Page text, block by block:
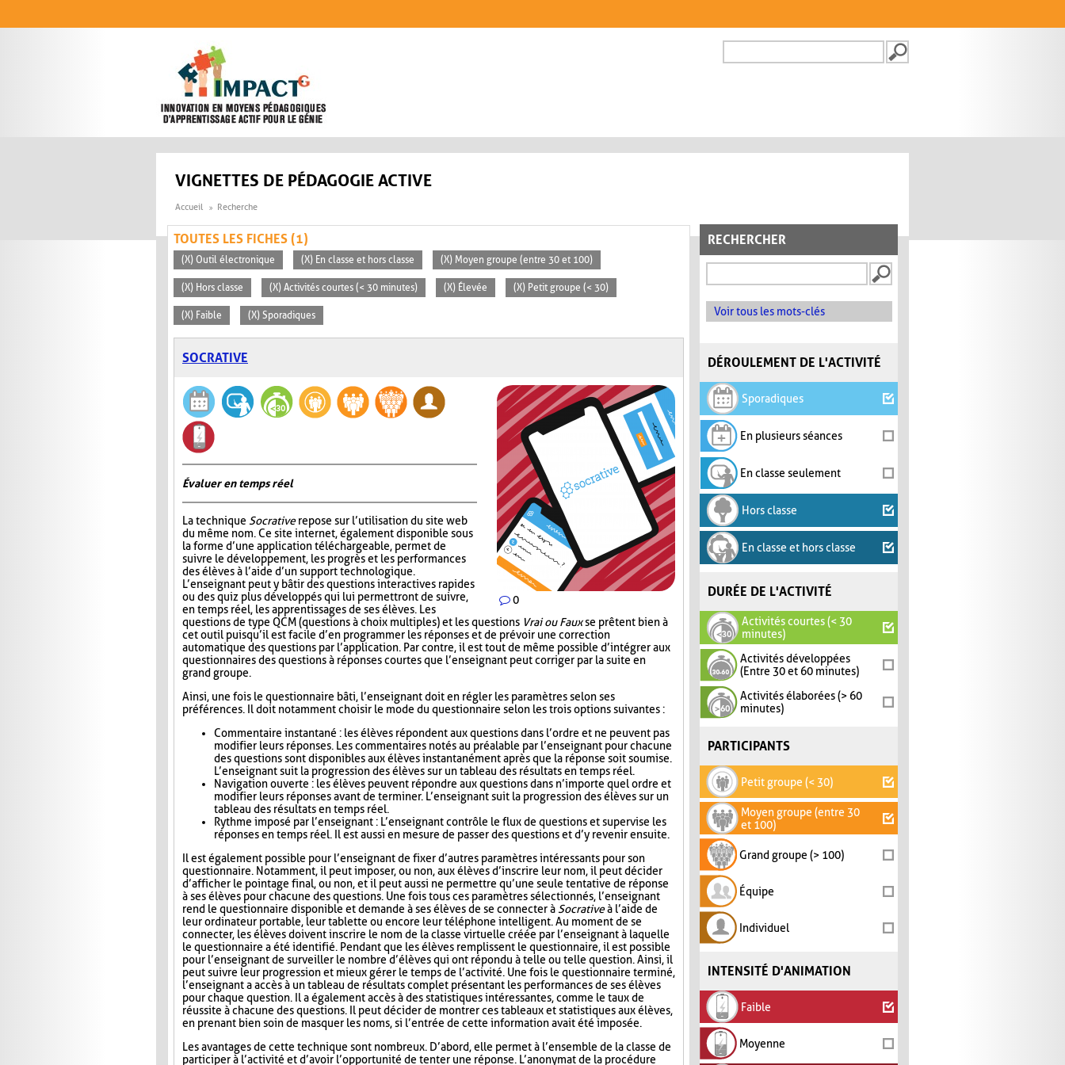
FORMULAIRE DE
VIGNETTES DE PÉDAGOGIE ACTIVE
Accueil Recherche
RECHERCHER
Voir tous les mots-clés
DÉROULEMENT DE L'ACTIVITÉ
Sporadiques
En plusieurs séances
En classe seulement
Hors classe
En classe et hors classe
DURÉE DE L'ACTIVITÉ
Activités courtes (< 30
minutes)
Activités développées
(Entre 30 et 60 minutes)
Activités élaborées (> 60
minutes)
PARTICIPANTS
Petit groupe (< 30)
Moyen groupe (entre 30
et 100)
Grand groupe (> 100)
Équipe
Individuel
INTENSITÉ D'ANIMATION
Faible
Moyenne
TOUTES LES FICHES (1)
(X) Outil électronique (X) En classe et hors classe (X) Moyen groupe (entre 30 et 100)
(X) Hors classe (X) Activités courtes (< 30 minutes) (X) Élevée (X) Petit groupe (< 30)
(X) Faible (X) Sporadiques
SOCRATIVE
0
Évaluer en temps réel
La technique Socrativerepose sur l’utilisation du site web
du même nom. Ce site internet, également disponible sous
la forme d’une application téléchargeable, permet de
suivre le développement, les progrès et les performances
des élèves à l’aide d’un support technologique.
L’enseignant peut y bâtir des questions interactives rapides
ou des quiz plus développés qui lui permettront de suivre,
en temps réel, les apprentissages de ses élèves. Les
questions de type QCM (questions à choix multiples) et les questions Vrai ou Fauxse prêtent bien à
cet outil puisqu’il est facile d’en programmer les réponses et de prévoir une correction
automatique des questions par l’application. Par contre, il est tout de même possible d’intégrer aux
questionnaires des questions à réponses courtes que l’enseignant peut corriger par la suite en
grand groupe.
Ainsi, une fois le questionnaire bâti, l’enseignant doit en régler les paramètres selon ses
préférences. Il doit notamment choisir le mode du questionnaire selon les trois options suivantes :
Commentaire instantané : les élèves répondent aux questions dans l’ordre et ne peuvent pas
modifier leurs réponses. Les commentaires notés au préalable par l’enseignant pour chacune
des questions sont disponibles aux élèves instantanément après que la réponse soit soumise.
L’enseignant suit la progression des élèves sur un tableau des résultats en temps réel.
Navigation ouverte : les élèves peuvent répondre aux questions dans n’importe quel ordre et
modifier leurs réponses avant de terminer. L’enseignant suit la progression des élèves sur un
tableau des résultats en temps réel.
Rythme imposé par l’enseignant : L’enseignant contrôle le flux de questions et supervise les
réponses en temps réel. Il est aussi en mesure de passer des questions et d’y revenir ensuite.
Il est également possible pour l’enseignant de fixer d’autres paramètres intéressants pour son
questionnaire. Notamment, il peut imposer, ou non, aux élèves d’inscrire leur nom, il peut décider
d’afficher le pointage final, ou non, et il peut aussi ne permettre qu’une seule tentative de réponse
à ses élèves pour chacune des questions. Une fois tous ces paramètres sélectionnés, l’enseignant
rend le questionnaire disponible et demande à ses élèves de se connecter àSocrativeà l’aide de
leur ordinateur portable, leur tablette ou encore leur téléphone intelligent. Au moment de se
connecter, les élèves doivent inscrire le nom de la classe virtuelle créée par l’enseignant à laquelle
le questionnaire a été identifié. Pendant que les élèves remplissent le questionnaire, il est possible
pour l’enseignant de surveiller le nombre d’élèves qui ont répondu à telle ou telle question. Ainsi, il
peut suivre leur progression et mieux gérer le temps de l’activité. Une fois le questionnaire terminé,
l’enseignant a accès à un tableau de résultats complet présentant les performances de ses élèves
pour chaque question. Il a également accès à des statistiques intéressantes, comme le taux de
réussite à chacune des questions. Il peut décider de montrer ces tableaux et statistiques aux élèves,
en prenant bien soin de masquer les noms, si l’entrée de cette information avait été imposée.
Les avantages de cette technique sont nombreux. D’abord, elle permet à l’ensemble de la classe de
participer à l’activité et d’avoir l’opportunité de tenter une réponse. L’anonymat de la procédure